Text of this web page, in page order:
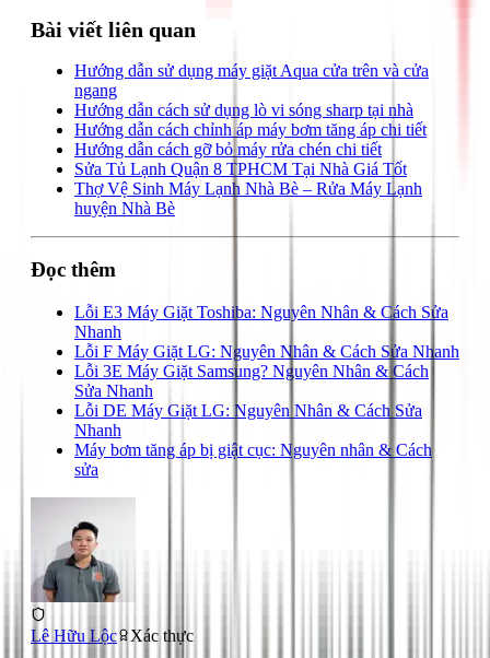
Bài viết liên quan
Hướng dẫn sử dụng máy giặt Aqua cửa trên và cửa
ngang
Hướng dẫn cách sử dụng lò vi sóng sharp tại nhà
Hướng dẫn cách chỉnh áp máy bơm tăng áp chi tiết
Hướng dẫn cách gỡ bỏ máy rửa chén chi tiết
Sửa Tủ Lạnh Quận 8 TPHCM Tại Nhà Giá Tốt
Thợ Vệ Sinh Máy Lạnh Nhà Bè – Rửa Máy Lạnh
huyện Nhà Bè
Đọc thêm
Lỗi E3 Máy Giặt Toshiba: Nguyên Nhân & Cách Sửa
Nhanh
Lỗi F Máy Giặt LG: Nguyên Nhân & Cách Sửa Nhanh
Lỗi 3E Máy Giặt Samsung? Nguyên Nhân & Cách
Sửa Nhanh
Lỗi DE Máy Giặt LG: Nguyên Nhân & Cách Sửa
Nhanh
Máy bơm tăng áp bị giật cục: Nguyên nhân & Cách
sửa
Lê Hữu Lộc
Xác thực